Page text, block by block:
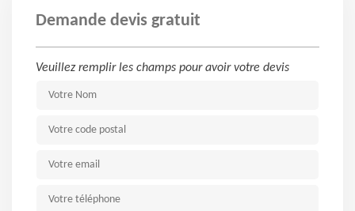
Demande devis gratuit
Veuillez remplir les champs pour avoir votre devis